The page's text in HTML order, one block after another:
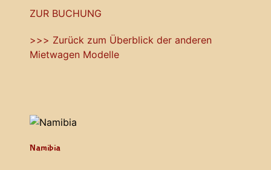
ZUR BUCHUNG
>>> Zurück zum Überblick der anderen
Mietwagen Modelle
Namibia